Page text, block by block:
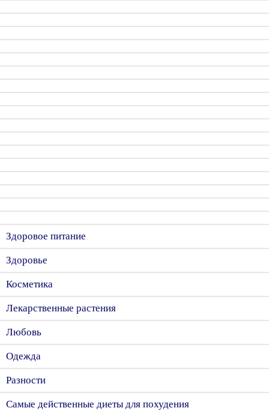
Здоровое питание
Здоровье
Косметика
Лекарственные растения
Любовь
Одежда
Разности
Самые действенные диеты для похудения